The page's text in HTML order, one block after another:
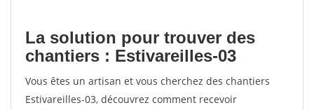
La solution pour trouver des
chantiers : Estivareilles-03
Vous êtes un artisan et vous cherchez des chantiers
Estivareilles-03, découvrez comment recevoir